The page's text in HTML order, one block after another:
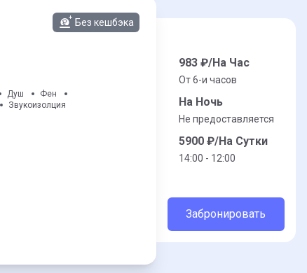
Без кешбэка
Душ
Фен
Звукоизолция
983₽/На Час
От 6-и часов
На Ночь
Не предоставляется
5900₽/На Сутки
14:00 - 12:00
Забронировать